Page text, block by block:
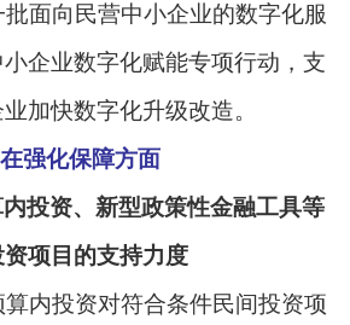
面向民营中小企业的数字化服
企业数字化赋能专项行动，支
加快数字化升级改造。
在强化保障方面
投资、新型政策性金融工具等
项目的支持力度
内投资对符合条件民间投资项